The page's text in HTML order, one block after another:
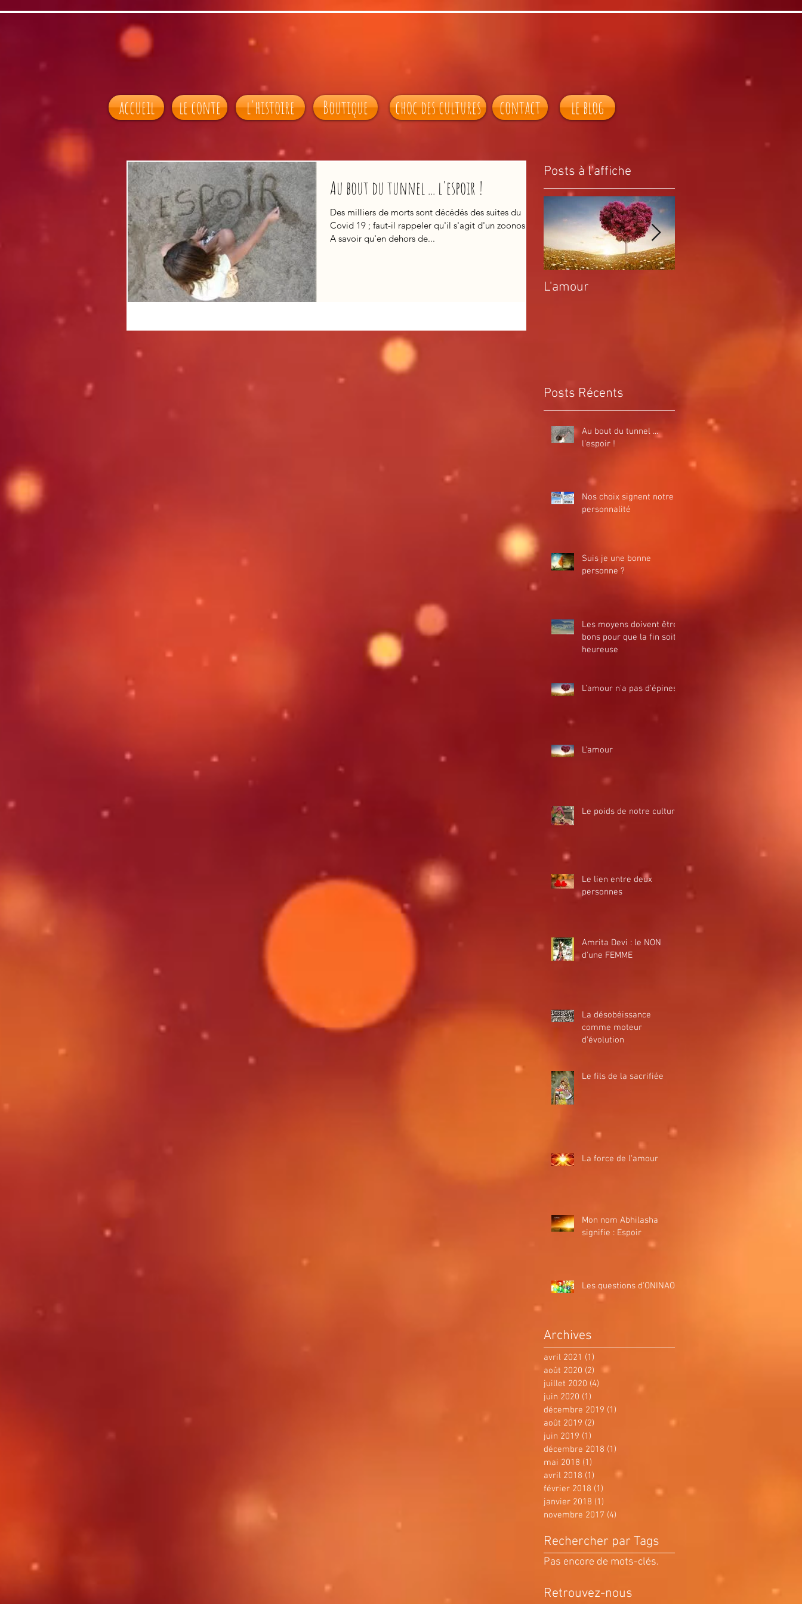
accueil le conte l'histoire Boutique choc des cultures contact le blog
Au bout du tunnel ... l'espoir !
Des milliers de morts sont décédés des suites du
Covid 19 ; faut-il rappeler qu'il s'agit d'un zoonose ?
A savoir qu'en dehors de...
Posts à l'affiche
L'amour
Posts Récents
Au bout du tunnel ...
l'espoir !
Nos choix signent notre
personnalité
Suis je une bonne
personne ?
Les moyens doivent être
bons pour que la fin soit
heureuse
L'amour n'a pas d'épines
L'amour
Le poids de notre culture
Le lien entre deux
personnes
Amrita Devi : le NON
d'une FEMME
La désobéissance
comme moteur
d'évolution
Le fils de la sacrifiée
La force de l'amour
Mon nom Abhilasha
signifie : Espoir
Les questions d'ONINAO
Archives
avril 2021 (1)
août 2020 (2) 2 posts
juillet 2020 (4)
juin 2020 (1)
décembre 2019 (1)
août 2019 (2)
juin 2019 (1)
décembre 2018 (1)
mai 2018 (1)
avril 2018 (1) 1 post
février 2018 (1)
janvier 2018 (1)
novembre 2017 (4)
Rechercher par Tags
Pas encore de mots-clés.
Retrouvez-nous